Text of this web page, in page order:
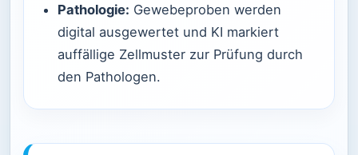
Pathologie: Gewebeproben werden
digital ausgewertet und KI markiert
auffällige Zellmuster zur Prüfung durch
den Pathologen.